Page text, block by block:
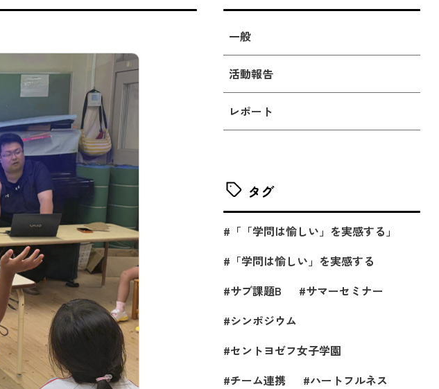
一般
活動報告
レポート
タグ
「「学問は愉しい」を実感する」
「学問は愉しい」を実感する
サブ課題B
サマーセミナー
シンポジウム
セントヨゼフ女子学園
チーム連携
ハートフルネス